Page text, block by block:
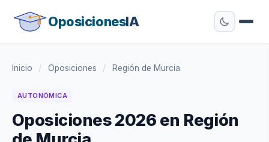
OposicionesIA
Inicio / Oposiciones / Región de Murcia
AUTONÓMICA
Oposiciones 2026 en Región